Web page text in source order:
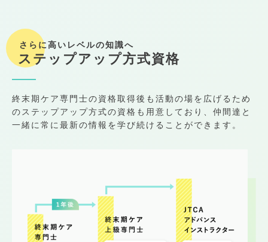
さらに高いレベルの知識へ
ステップアップ方式資格
終末期ケア専門士の資格取得後も活動の場を広げるため
のステップアップ方式の資格も用意しており、仲間達と
一緒に常に最新の情報を学び続けることができます。